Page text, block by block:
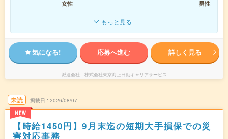
女性
男性
もっと見る
気になる! 応募へ進む 詳しく見る
派遣会社 株式会社東京海上日動キャリアサービス
未読
NEW
掲載日 2026/08/07
【時給1450円】9月末迄の短期大手損保での災
害対応事務